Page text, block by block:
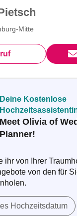
Mitte
Deine Kostenlose
Meet Olivia of
Planner!
ihr von Ihrer
von den für
Hochzeitsdatum